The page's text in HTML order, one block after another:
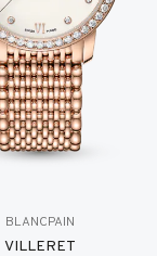
BLANCPAIN
VILLERET